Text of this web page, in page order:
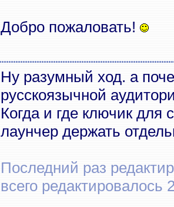
Добро пожаловать!
Ну разумный ход. а
русскоязычной
Когда и где ключик для
лаунчер держать
Последний раз
всего редактировалось